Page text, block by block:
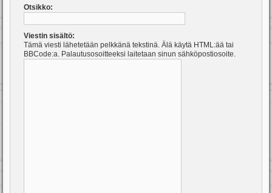
Otsikko:
Viestin sisältö:
Tämä viesti lähetetään pelkkänä tekstinä. Älä käytä HTML:ää tai
BBCode:a. Palautusosoitteeksi laitetaan sinun sähköpostiosoite.